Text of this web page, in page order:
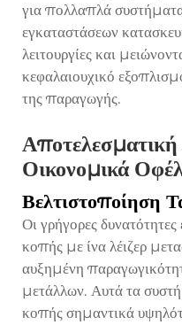
για πολλαπλά
εγκαταστάσεων
λειτουργίες και
κεφαλαιουχικό
της παραγωγής.
Αποτελεσματική
Οικονομικά
Βελτιστοποίηση
Οι γρήγορες
κοπής με ίνα λέιζερ
αυξημένη
μετάλλων. Αυτά τα
κοπής σημαντικά